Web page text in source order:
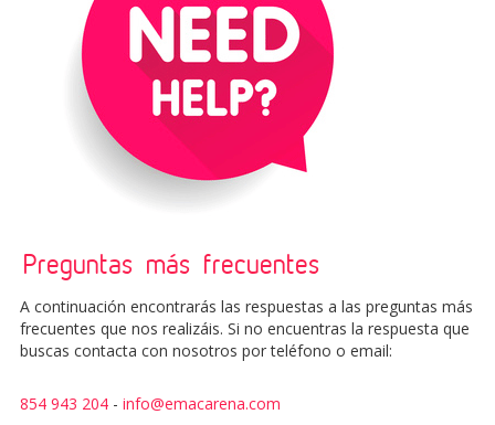
Preguntas más frecuentes
A continuación encontrarás las respuestas a las preguntas más
frecuentes que nos realizáis. Si no encuentras la respuesta que
buscas contacta con nosotros por teléfono o email:
854 943 204 - info@emacarena.com